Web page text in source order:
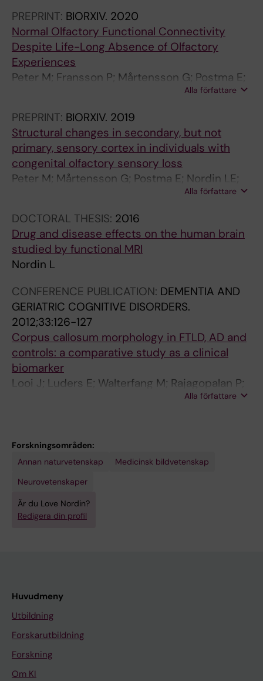
PREPRINT: BIORXIV. 2020
Normal Olfactory Functional Connectivity
Despite Life-Long Absence of Olfactory
Experiences
Peter M; Fransson P; Mårtensson G; Postma E;
Nordin LE; Westman E; Boesveldt S;Alla författare
PREPRINT: BIORXIV. 2019
Structural changes in secondary, but not
primary, sensory cortex in individuals with
congenital olfactory sensory loss
Peter M; Mårtensson G; Postma E; Nordin LE;
Westman E; Boesveldt S; Lundström JAlla författare
DOCTORAL THESIS: 2016
Drug and disease effects on the human brain
studied by functional MRI
Nordin L
CONFERENCE PUBLICATION: DEMENTIA AND
GERIATRIC COGNITIVE DISORDERS.
2012;33:126-127
Corpus callosum morphology in FTLD, AD and
controls: a comparative study as a clinical
biomarker
Looi J; Luders E; Walterfang M; Rajagopalan P;
Thompson PM; Toga AW; Lindberg O;Alla författare
Forskningsområden:
Annan naturvetenskap
Medicinsk bildvetenskap
Neurovetenskaper
Är du Love Nordin?
Redigera din profil
Huvudmeny
Utbildning
Forskarutbildning
Forskning
Om KI